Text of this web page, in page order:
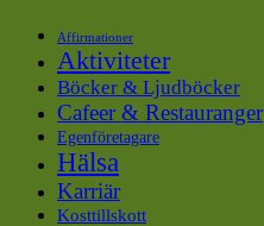
Affirmationer
Aktiviteter
Böcker & Ljudböcker
Cafeer & Restauranger
Egenföretagare
Hälsa
Karriär
Kosttillskott